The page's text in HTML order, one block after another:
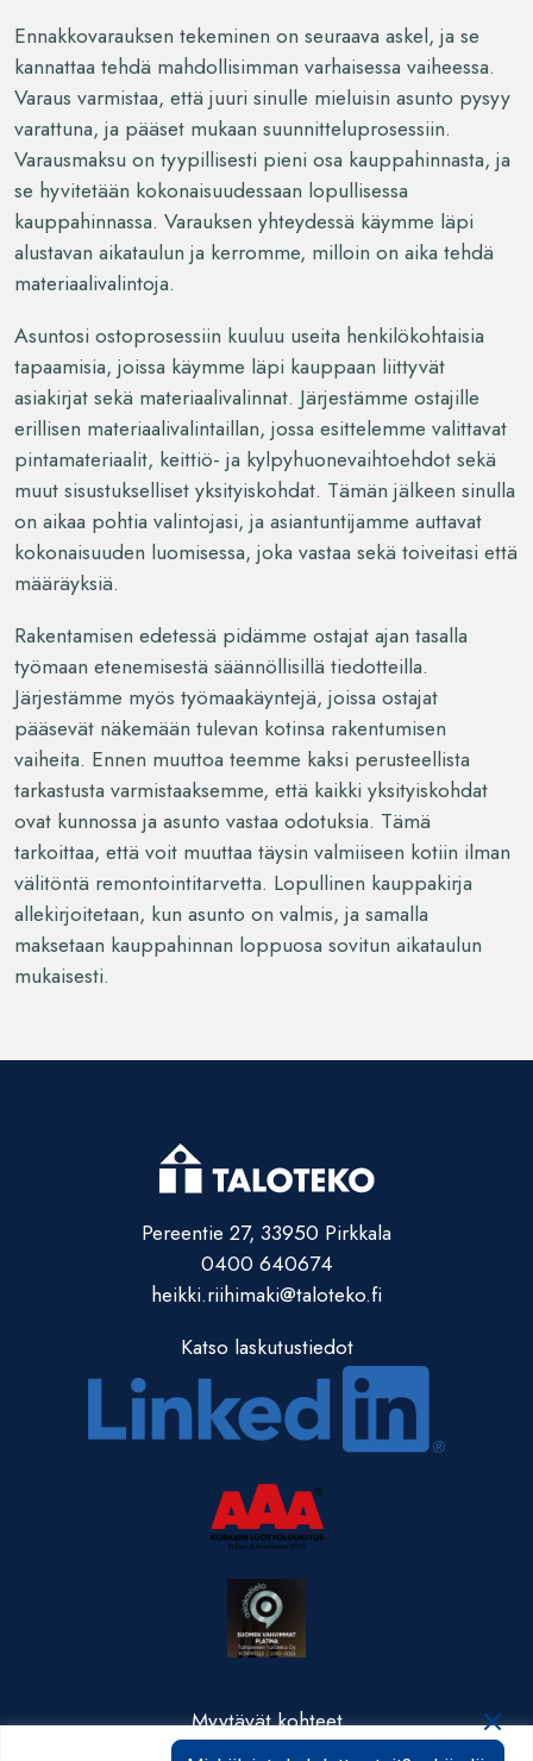
Ennakkovarauksen tekeminen on seuraava askel, ja se
kannattaa tehdä mahdollisimman varhaisessa vaiheessa.
Varaus varmistaa, että juuri sinulle mieluisin asunto pysyy
varattuna, ja pääset mukaan suunnitteluprosessiin.
Varausmaksu on tyypillisesti pieni osa kauppahinnasta, ja
se hyvitetään kokonaisuudessaan lopullisessa
kauppahinnassa. Varauksen yhteydessä käymme läpi
alustavan aikataulun ja kerromme, milloin on aika tehdä
materiaalivalintoja.
Asuntosi ostoprosessiin kuuluu useita henkilökohtaisia
tapaamisia, joissa käymme läpi kauppaan liittyvät
asiakirjat sekä materiaalivalinnat. Järjestämme ostajille
erillisen materiaalivalintaillan, jossa esittelemme valittavat
pintamateriaalit, keittiö- ja kylpyhuonevaihtoehdot sekä
muut sisustukselliset yksityiskohdat. Tämän jälkeen sinulla
on aikaa pohtia valintojasi, ja asiantuntijamme auttavat
kokonaisuuden luomisessa, joka vastaa sekä toiveitasi että
määräyksiä.
Rakentamisen edetessä pidämme ostajat ajan tasalla
työmaan etenemisestä säännöllisillä tiedotteilla.
Järjestämme myös työmaakäyntejä, joissa ostajat
pääsevät näkemään tulevan kotinsa rakentumisen
vaiheita. Ennen muuttoa teemme kaksi perusteellista
tarkastusta varmistaaksemme, että kaikki yksityiskohdat
ovat kunnossa ja asunto vastaa odotuksia. Tämä
tarkoittaa, että voit muuttaa täysin valmiiseen kotiin ilman
välitöntä remontointitarvetta. Lopullinen kauppakirja
allekirjoitetaan, kun asunto on valmis, ja samalla
maksetaan kauppahinnan loppuosa sovitun aikataulun
mukaisesti.
Pereentie 27, 33950 Pirkkala
0400 640674
heikki.riihimaki@taloteko.fi
Katso laskutustiedot
Myytävät kohteet
Valmistuneet kohteet